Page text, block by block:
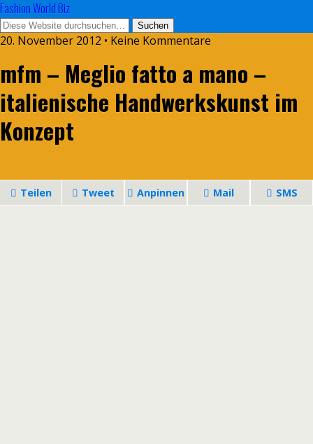
Fashion World Biz
20. November 2012 • Keine Kommentare
mfm – Meglio fatto a mano –
italienische Handwerkskunst im
Konzept
Teilen Tweet Anpinnen Mail SMS